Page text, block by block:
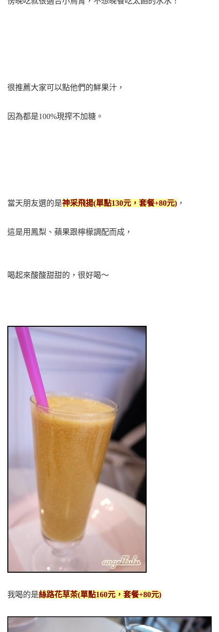
很推薦大家可以點他們的鮮果汁，
因為都是100%現搾不加糖。
當天朋友選的是神采飛揚(單點130元，套餐+80元) ，
這是用鳳梨、蘋果跟檸檬調配而成，
喝起來酸酸甜甜的，很好喝～
我喝的是絲路花草茶(單點160元，套餐+80元)